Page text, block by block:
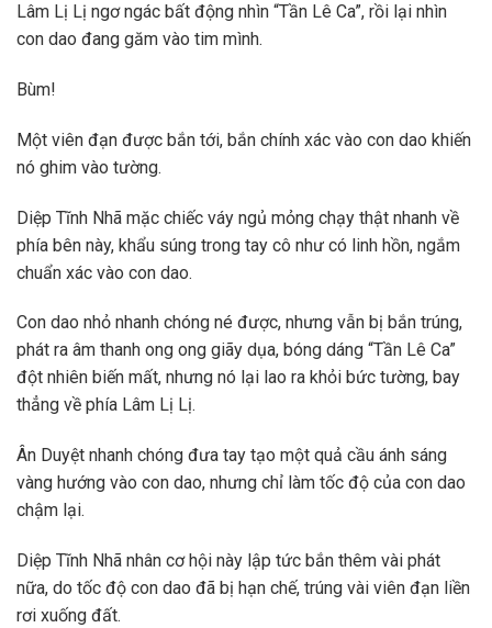
Lâm Lị Lị ngơ ngác bất động nhìn “Tần Lê Ca”, rồi lại nhìn
con dao đang găm vào tim mình.
Bùm!
Một viên đạn được bắn tới, bắn chính xác vào con dao khiến
nó ghim vào tường.
Diệp Tĩnh Nhã mặc chiếc váy ngủ mỏng chạy thật nhanh về
phía bên này, khẩu súng trong tay cô như có linh hồn, ngắm
chuẩn xác vào con dao.
Con dao nhỏ nhanh chóng né được, nhưng vẫn bị bắn trúng,
phát ra âm thanh ong ong giãy dụa, bóng dáng “Tần Lê Ca”
đột nhiên biến mất, nhưng nó lại lao ra khỏi bức tường, bay
thẳng về phía Lâm Lị Lị.
Ân Duyệt nhanh chóng đưa tay tạo một quả cầu ánh sáng
vàng hướng vào con dao, nhưng chỉ làm tốc độ của con dao
chậm lại.
Diệp Tĩnh Nhã nhân cơ hội này lập tức bắn thêm vài phát
nữa, do tốc độ con dao đã bị hạn chế, trúng vài viên đạn liền
rơi xuống đất.